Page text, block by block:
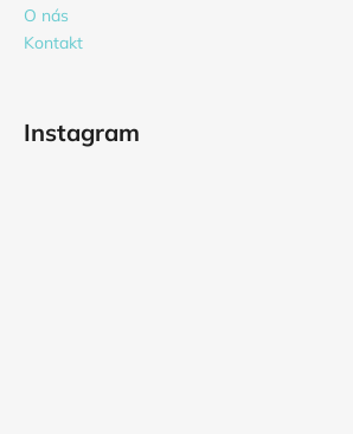
O nás
Kontakt
Instagram